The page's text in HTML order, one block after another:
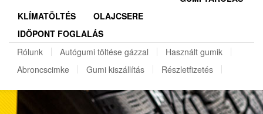
REGISZTRÁCIÓ
KLÍMATÖLTÉS
OLAJCSERE
IDŐPONT FOGLALÁS
Rólunk
Autógumi töltése gázzal
Használt gumik
Abroncscimke
Gumi kiszállítás Részletfizetés